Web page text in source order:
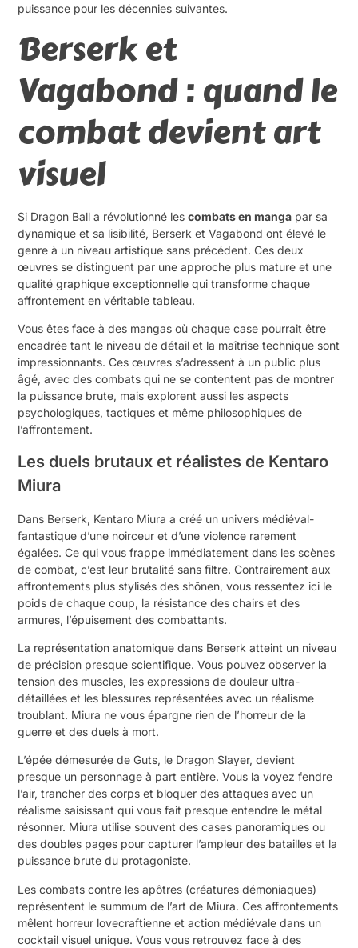
puissance pour les décennies suivantes.
Berserk et
Vagabond : quand le
combat devient art
visuel
Si Dragon Ball a révolutionné lescombats en manga par sa
dynamique et sa lisibilité, Berserk et Vagabond ont élevé le
genre à un niveau artistique sans précédent. Ces deux
œuvres se distinguent par une approche plus mature et une
qualité graphique exceptionnelle qui transforme chaque
affrontement en véritable tableau.
Vous êtes face à des mangas où chaque case pourrait être
encadrée tant le niveau de détail et la maîtrise technique sont
impressionnants. Ces œuvres s’adressent à un public plus
âgé, avec des combats qui ne se contentent pas de montrer
la puissance brute, mais explorent aussi les aspects
psychologiques, tactiques et même philosophiques de
l’affrontement.
Les duels brutaux et réalistes de Kentaro
Miura
Dans Berserk, Kentaro Miura a créé un univers médiéval-
fantastique d’une noirceur et d’une violence rarement
égalées. Ce qui vous frappe immédiatement dans les scènes
de combat, c’est leur brutalité sans filtre. Contrairement aux
affrontements plus stylisés des shōnen, vous ressentez ici le
poids de chaque coup, la résistance des chairs et des
armures, l’épuisement des combattants.
La représentation anatomique dans Berserk atteint un niveau
de précision presque scientifique. Vous pouvez observer la
tension des muscles, les expressions de douleur ultra-
détaillées et les blessures représentées avec un réalisme
troublant. Miura ne vous épargne rien de l’horreur de la
guerre et des duels à mort.
L’épée démesurée de Guts, le Dragon Slayer, devient
presque un personnage à part entière. Vous la voyez fendre
l’air, trancher des corps et bloquer des attaques avec un
réalisme saisissant qui vous fait presque entendre le métal
résonner. Miura utilise souvent des cases panoramiques ou
des doubles pages pour capturer l’ampleur des batailles et la
puissance brute du protagoniste.
Les combats contre les apôtres (créatures démoniaques)
représentent le summum de l’art de Miura. Ces affrontements
mêlent horreur lovecraftienne et action médiévale dans un
cocktail visuel unique. Vous vous retrouvez face à des